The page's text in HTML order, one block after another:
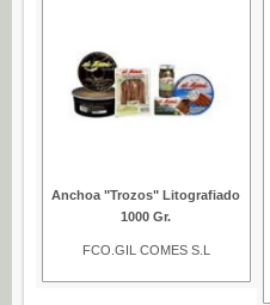
Boquerones (3)
Sardinillas (15)
Ecológico (0)
Frutas en almíbar / en su jugo (0)
Mermeladas (0)
Anchoa "Trozos" Litografiado
1000 Gr.
FCO.GIL COMES S.L